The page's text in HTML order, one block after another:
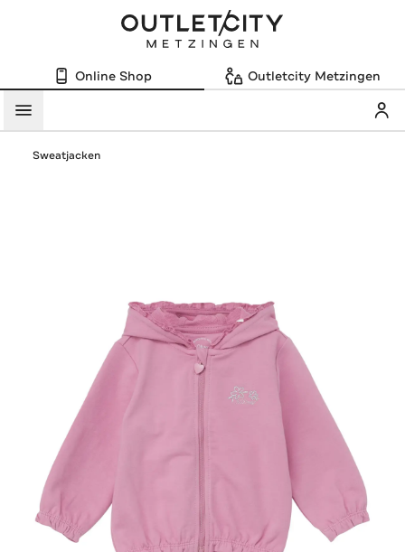
Online Shop Outletcity Metzingen
Menü
Sweatjacken